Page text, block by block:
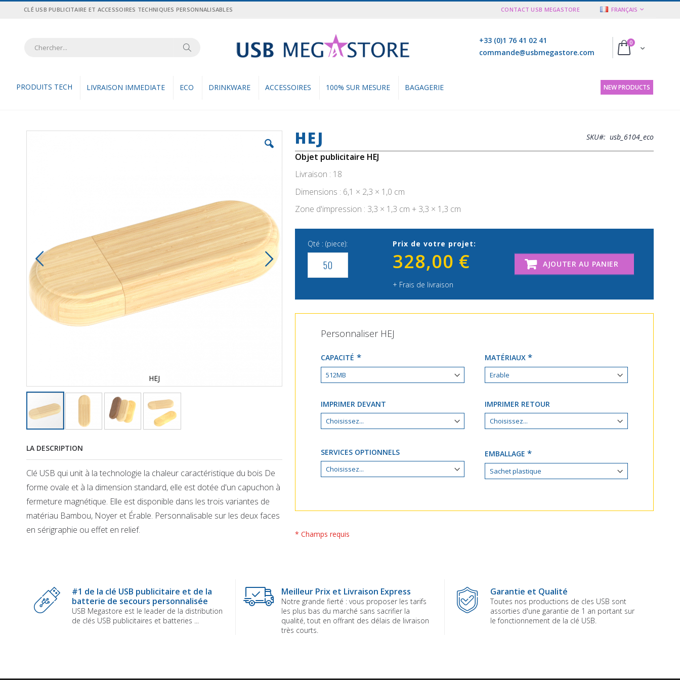
Allez
LANGUEFRANÇAIS
CLÉ USB PUBLICITAIRE ET ACCESSOIRES TECHNIQUES PERSONNALISABLES CONTACT USB MEGASTORE
Cart
0articles
Rechercher
+33 (0)1 76 41 02 41
commande@usbmegastore.com
PRODUITS TECH LIVRAISON IMMEDIATE ECO DRINKWARE ACCESSOIRES 100% SUR MESURE BAGAGERIE NEW PRODUCTS
HEJ
LA DESCRIPTION
Clé USB qui unit à la technologie la chaleur caractéristique du bois De
forme ovale et à la dimension standard, elle est dotée d'un capuchon à
fermeture magnétique. Elle est disponible dans les trois variantes de
matériau Bambou, Noyer et Érable. Personnalisable sur les deux faces
en sérigraphie ou effet en relief.
images
gallery
HEJ SKU usb_6104_eco
Objet publicitaire HEJ
Livraison : 18
Dimensions : 6,1 × 2,3 × 1,0 cm
Zone d'impression : 3,3 × 1,3 cm + 3,3 × 1,3 cm
Qté : (piece): Prix de votre projet:
328,00 €
+ Frais de livraison
AJOUTER AU PANIER
Personnaliser HEJ
CAPACITÉ MATÉRIAUX
IMPRIMER DEVANT IMPRIMER RETOUR
SERVICES OPTIONNELS EMBALLAGE
* Champs requis
#1 de la clé USB publicitaire et de la
batterie de secours personnalisée
USB Megastore est le leader de la distribution
de clés USB publicitaires et batteries ...
Meilleur Prix et Livraison Express
Notre grande fierté : vous proposer les tarifs
les plus bas du marché sans sacrifier la
qualité, tout en offrant des délais de livraison
très courts.
Garantie et Qualité
Toutes nos productions de cles USB sont
assorties d'une garantie de 1 an portant sur
le fonctionnement de la clé USB.